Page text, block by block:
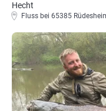
Hecht
Fluss bei 65385